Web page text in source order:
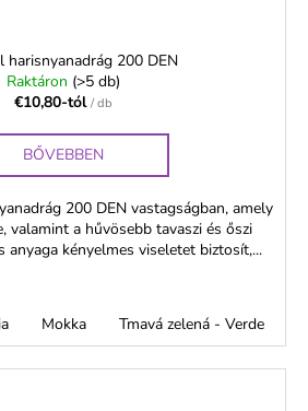
harisnyanadrág 200 DEN
Raktáron (>5 db)
€10,80-tól / db
BŐVEBBEN
200 DEN vastagságban, amely
valamint a hűvösebb tavaszi és őszi
anyaga kényelmes viseletet biztosít,...
Mokka Tmavá zelená - Verde